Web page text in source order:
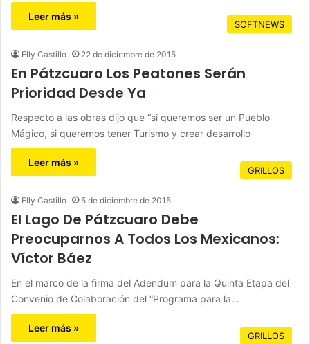
Leer más »
SOFTNEWS
Elly Castillo 22 de diciembre de 2015
En Pátzcuaro Los Peatones Serán
Prioridad Desde Ya
Respecto a las obras dijo que “si queremos ser un Pueblo
Mágico, si queremos tener Turismo y crear desarrollo
Leer más »
GRILLOS
Elly Castillo 5 de diciembre de 2015
El Lago De Pátzcuaro Debe
Preocuparnos A Todos Los Mexicanos:
Víctor Báez
En el marco de la firma del Adendum para la Quinta Etapa del
Convenio de Colaboración del “Programa para la…
Leer más »
GRILLOS